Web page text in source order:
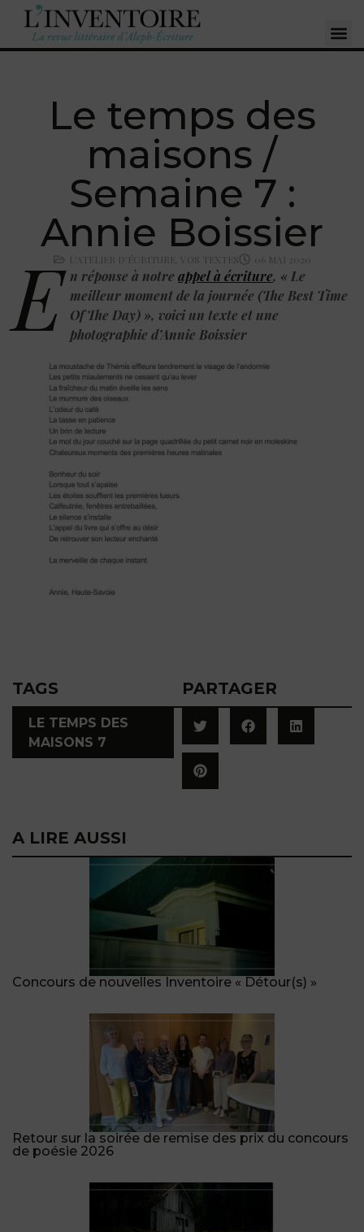
Le temps des
maisons /
Semaine 7 :
Annie Boissier
L'ATELIER D'ÉCRITURE VOS TEXTES 06 MAI 2020
E n réponse à notre appel à écriture, « Le
meilleur moment de la journée (The Best Time
Of The Day) », voici un texte et une
photographie d’Annie Boissier
TAGS
LE TEMPS DES
MAISONS 7
PARTAGER
A LIRE AUSSI
Concours de nouvelles Inventoire « Détour(s) »
Retour sur la soirée de remise des prix du concours
de poésie 2026